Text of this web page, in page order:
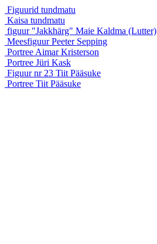
Figuurid tundmatu
Kaisa tundmatu
figuur "Jakkhärg" Maie Kaldma (Lutter)
MeesfiguurPeeter Sepping
PortreeAimar Kristerson
Portree Jüri Kask
Figuur nr 23 Tiit Pääsuke
Portree Tiit Pääsuke